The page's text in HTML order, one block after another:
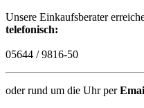
Unsere Einkaufsberater
telefonisch:
05644 / 9816-50
oder rund um die Uhr per